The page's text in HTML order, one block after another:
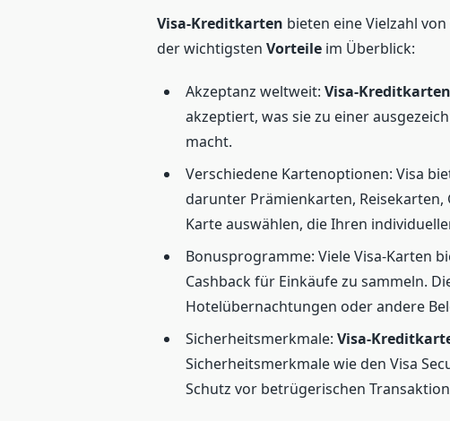
Visa-Kreditkarten bieten eine Vielzahl
der wichtigstenVorteile im Überblick:
Akzeptanz weltweit:Visa-Kreditkarten
akzeptiert, was sie zu einer
macht.
Verschiedene Kartenoptionen: Visa
darunter Prämienkarten, Reisekarten,
Karte auswählen, die Ihren
Bonusprogramme: Viele Visa-Karten
Cashback für Einkäufe zu sammeln.
Hotelübernachtungen oder andere
Sicherheitsmerkmale:Visa-
Sicherheitsmerkmale wie den Visa
Schutz vor betrügerischen